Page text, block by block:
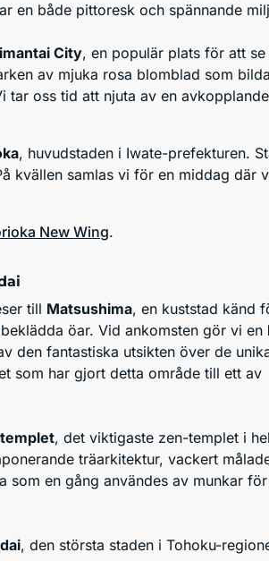
en både pittoresk och spännande
City, en populär plats för att se
av mjuka rosa blomblad som
tar oss tid att njuta av en avkopplande
, huvudstaden i Iwate-prefekturen.
kvällen samlas vi för en middag där
New Wing.
till Matsushima, en kuststad känd
öar. Vid ankomsten gör vi en
den fantastiska utsikten över de
som har gjort detta område till ett av
, det viktigaste zen-templet i
träarkitektur, vackert
som en gång användes av munkar
, den största staden i Tohoku-